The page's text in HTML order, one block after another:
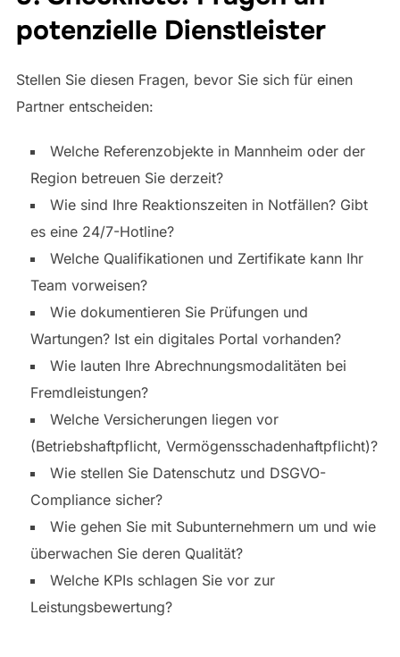
potenzielle Dienstleister
Stellen Sie diesen Fragen, bevor Sie sich für einen
Partner entscheiden:
Welche Referenzobjekte in Mannheim oder der
Region betreuen Sie derzeit?
Wie sind Ihre Reaktionszeiten in Notfällen? Gibt
es eine 24/7-Hotline?
Welche Qualifikationen und Zertifikate kann Ihr
Team vorweisen?
Wie dokumentieren Sie Prüfungen und
Wartungen? Ist ein digitales Portal vorhanden?
Wie lauten Ihre Abrechnungsmodalitäten bei
Fremdleistungen?
Welche Versicherungen liegen vor
(Betriebshaftpflicht, Vermögensschadenhaftpflicht)?
Wie stellen Sie Datenschutz und DSGVO-
Compliance sicher?
Wie gehen Sie mit Subunternehmern um und wie
überwachen Sie deren Qualität?
Welche KPIs schlagen Sie vor zur
Leistungsbewertung?